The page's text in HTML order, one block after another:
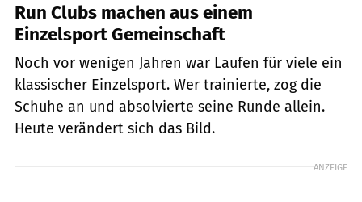
Run Clubs machen aus einem
Einzelsport Gemeinschaft
Noch vor wenigen Jahren war Laufen für viele ein
klassischer Einzelsport. Wer trainierte, zog die
Schuhe an und absolvierte seine Runde allein.
Heute verändert sich das Bild.
ANZEIGE